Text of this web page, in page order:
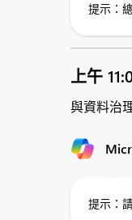
提示：
上午
與資料治
提示：